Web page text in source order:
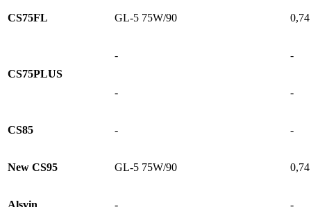
CS75FL GL-5 75W/90
CS75PLUS
- -
- -
CS85 - -
New CS95 GL-5 75W/90